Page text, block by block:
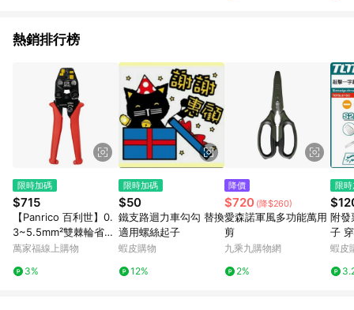
熱銷排行榜
限時加碼
$715
【Panrico 百利世】0.
3~5.5mm²雙棘輪省力
端子鉗 壓著端子鉗 省
055L
萬家福線上購物
3%
限時加碼
$50
鐵支路迴力車勾勾 替換
適用螺絲起子
蝦皮購物
12%
降價
$720 (降$260)
愛森諾軍風多功能萬用
剪
九乘九購物網
2%
限
附發票
子
一字
蝦皮